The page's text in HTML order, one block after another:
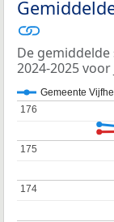
De
2024-2025 voor
Gemeente
174
174
175
175
176
176